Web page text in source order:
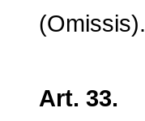
(Omissis).
Art. 33.